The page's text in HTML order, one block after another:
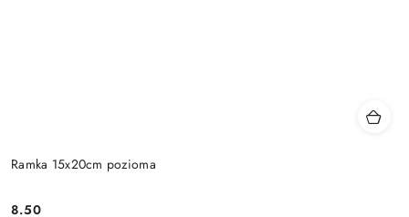
Ramka 15x20cm pozioma
8.50